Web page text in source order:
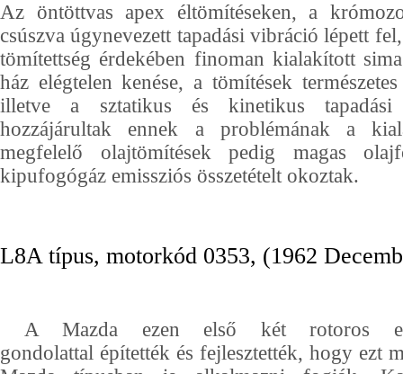
Az öntöttvas apex éltömítéseken, a
csúszva úgynevezett tapadási vibráció lépett
tömítettség érdekében finoman kialakított
ház elégtelen kenése, a tömítések
illetve a sztatikus és kinetikus tapadási
hozzájárultak ennek a problémának a
megfelelő olajtömítések pedig magas
kipufogógáz emissziós összetételt okoztak.
L8A típus, motorkód 0353, (1962
A Mazda ezen első két rotoros
gondolattal építették és fejlesztették, hogy ezt